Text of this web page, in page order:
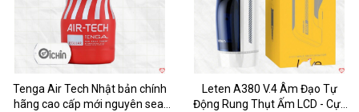
Tenga Air Tech Nhật bản chính
hãng cao cấp mới nguyên seal
Leten A380 V.4 Âm Đạo Tự
Động Rung Thụt Ấm LCD - Cực